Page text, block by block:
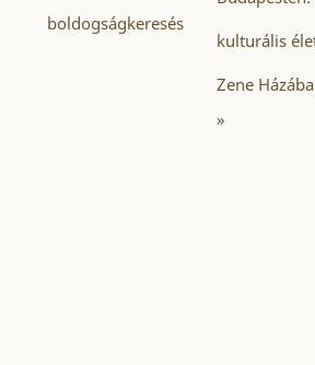
boldogságkeresés
kulturális
Zene
»